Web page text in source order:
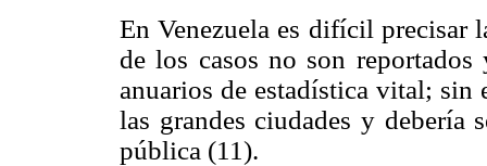
En Venezuela es difícil precisar
de los casos no son
anuarios de estadística vital; sin
las grandes ciudades y debería
pública (11).